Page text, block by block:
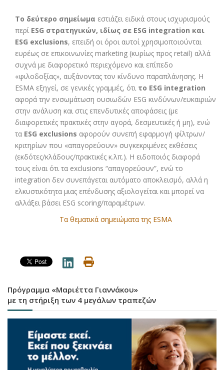
Το δεύτερο σημείωμα εστιάζει ειδικά στους ισχυρισμούς
περί ESG στρατηγικών, ιδίως σε ESG integration και
ESG exclusions, επειδή οι όροι αυτοί χρησιμοποιούνται
ευρέως σε επικοινωνίες marketing (κυρίως προς retail) αλλά
συχνά με διαφορετικό περιεχόμενο και επίπεδο
«φιλοδοξίας», αυξάνοντας τον κίνδυνο παραπλάνησης. Η
ESMA εξηγεί, σε γενικές γραμμές, ότι το ESG integration
αφορά την ενσωμάτωση ουσιωδών ESG κινδύνων/ευκαιριών
στην ανάλυση και στις επενδυτικές αποφάσεις (με
διαφορετικές πρακτικές στην αγορά, δεσμευτικές ή μη), ενώ
τα ESG exclusions αφορούν συνεπή εφαρμογή φίλτρων/
κριτηρίων που «απαγορεύουν» συγκεκριμένες εκθέσεις
(εκδότες/κλάδους/πρακτικές κ.λπ.). Η ειδοποιός διαφορά
τους είναι ότι τα exclusions “απαγορεύουν”, ενώ το
integration δεν συνεπάγεται αυτόματο αποκλεισμό, αλλά η
ελκυστικότητα μιας επένδυσης αξιολογείται και μπορεί να
αλλάξει βάσει ESG scoring/παραμέτρων.
Τα θεματικά σημειώματα της ESMA
Πρόγραμμα «Μαριέττα Γιαννάκου»
με τη στήριξη των 4 μεγάλων τραπεζών